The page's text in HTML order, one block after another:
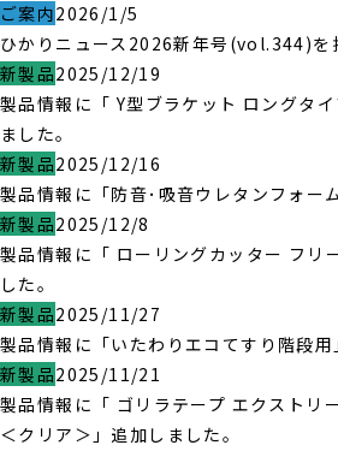
ご案内2026/1/5
ひかりニュース2026新年号(vol.344)を
新製品2025/12/19
製品情報に「 Y型ブラケット ロングタ
ました。
新製品2025/12/16
製品情報に「防音･吸音ウレタンフォー
新製品2025/12/8
製品情報に「 ローリングカッター フリ
した。
新製品2025/11/27
製品情報に「いたわりエコてすり階段用
新製品2025/11/21
製品情報に「 ゴリラテープ エクストリ
＜クリア＞」追加しました。